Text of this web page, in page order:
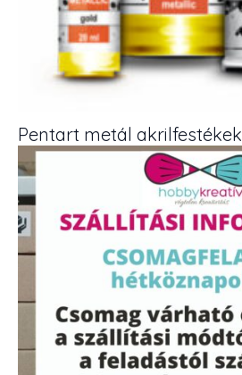
Pentart metál akrilfestékek